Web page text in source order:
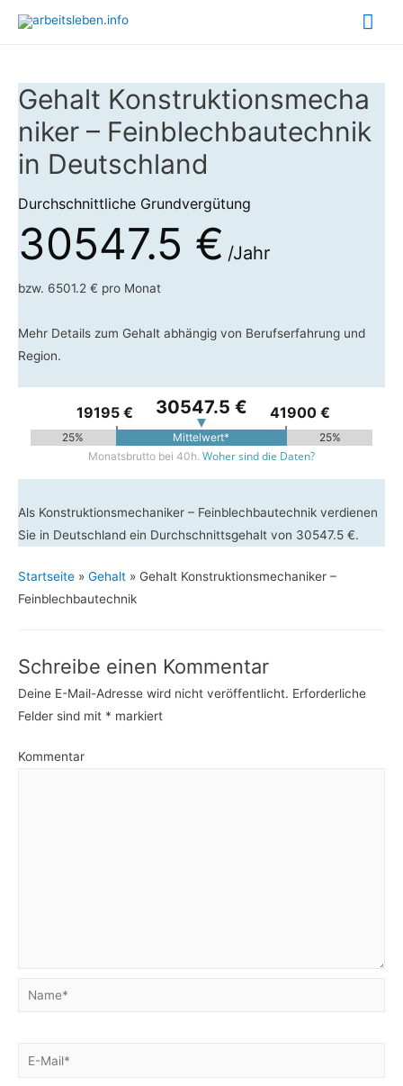
Gehalt Konstruktionsmecha
niker – Feinblechbautechnik
in Deutschland
Durchschnittliche Grundvergütung
30547.5 € /Jahr
bzw. 6501.2 € pro Monat
Mehr Details zum Gehalt abhängig von Berufserfahrung und
Region.
19195 € 30547.5 € 41900 €
25% Mittelwert*
25%
Monatsbrutto bei 40h. Woher sind die Daten?
Als Konstruktionsmechaniker – Feinblechbautechnik verdienen
Sie in Deutschland ein Durchschnittsgehalt von 30547.5 €.
Startseite » Gehalt » Gehalt Konstruktionsmechaniker –
Feinblechbautechnik
Schreibe einen Kommentar
Deine E-Mail-Adresse wird nicht veröffentlicht. Erforderliche
Felder sind mit * markiert
Kommentar
Name*
E-